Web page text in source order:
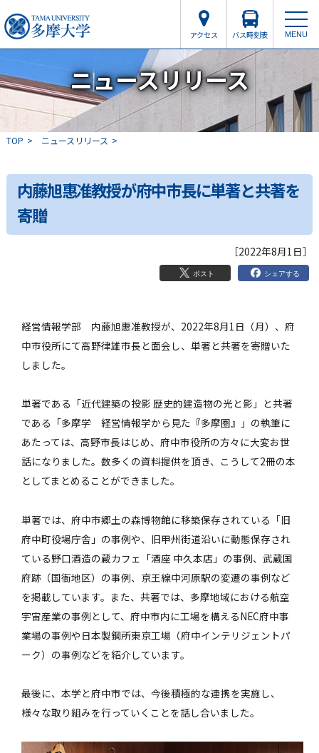
アクセス バス時刻表 MENU
ニュースリリース
TOP ニュースリリース
内藤旭惠准教授が府中市長に単著と共著を
寄贈
［2022年8月1日］
ポスト シェアする
経営情報学部 内藤旭惠准教授が、2022年8月1日（月）、府
中市役所にて高野律雄市長と面会し、単著と共著を寄贈いた
しました。
単著である「近代建築の投影 歴史的建造物の光と影」と共著
である「多摩学 経営情報学から見た『多摩圏』」の執筆に
あたっては、高野市長はじめ、府中市役所の方々に大変お世
話になりました。数多くの資料提供を頂き、こうして2冊の本
としてまとめることができました。
単著では、府中市郷土の森博物館に移築保存されている「旧
府中町役場庁舎」の事例や、旧甲州街道沿いに動態保存され
ている野口酒造の蔵カフェ「酒座 中久本店」の事例、武蔵国
府跡（国衙地区）の事例、京王線中河原駅の変遷の事例など
を掲載しています。また、共著では、多摩地域における航空
宇宙産業の事例として、府中市内に工場を構えるNEC府中事
業場の事例や日本製鋼所東京工場（府中インテリジェントパ
ーク）の事例などを紹介しています。
最後に、本学と府中市では、今後積極的な連携を実施し、
様々な取り組みを行っていくことを話し合いました。